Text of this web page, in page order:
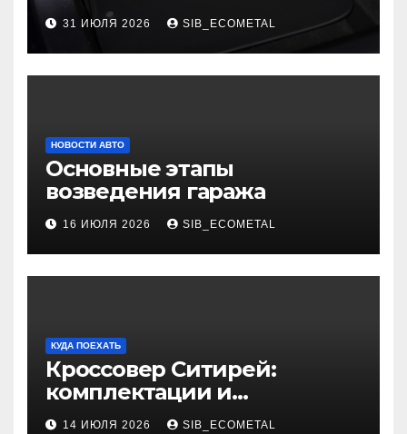
ковриков
31 ИЮЛЯ 2026 SIB_ECOMETAL
НОВОСТИ АВТО
Основные этапы
возведения гаража
16 ИЮЛЯ 2026 SIB_ECOMETAL
КУДА ПОЕХАТЬ
Кроссовер Ситирей:
комплектации и
характеристики
14 ИЮЛЯ 2026 SIB_ECOMETAL